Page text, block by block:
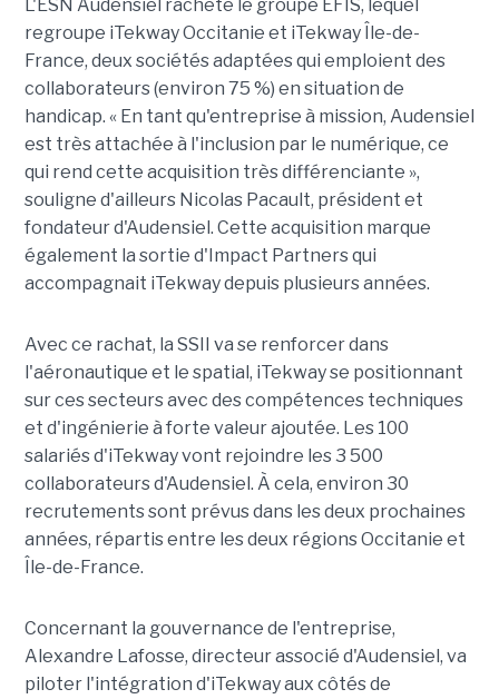
L'ESN Audensiel rachète le groupe EFIS, lequel
regroupe iTekway Occitanie et iTekway Île-de-
France, deux sociétés adaptées qui emploient des
collaborateurs (environ 75 %) en situation de
handicap. « En tant qu'entreprise à mission, Audensiel
est très attachée à l'inclusion par le numérique, ce
qui rend cette acquisition très différenciante »,
souligne d'ailleurs Nicolas Pacault, président et
fondateur d'Audensiel. Cette acquisition marque
également la sortie d'Impact Partners qui
accompagnait iTekway depuis plusieurs années.
Avec ce rachat, la SSII va se renforcer dans
l'aéronautique et le spatial, iTekway se positionnant
sur ces secteurs avec des compétences techniques
et d'ingénierie à forte valeur ajoutée. Les 100
salariés d'iTekway vont rejoindre les 3 500
collaborateurs d'Audensiel. À cela, environ 30
recrutements sont prévus dans les deux prochaines
années, répartis entre les deux régions Occitanie et
Île-de-France.
Concernant la gouvernance de l'entreprise,
Alexandre Lafosse, directeur associé d'Audensiel, va
piloter l'intégration d'iTekway aux côtés de